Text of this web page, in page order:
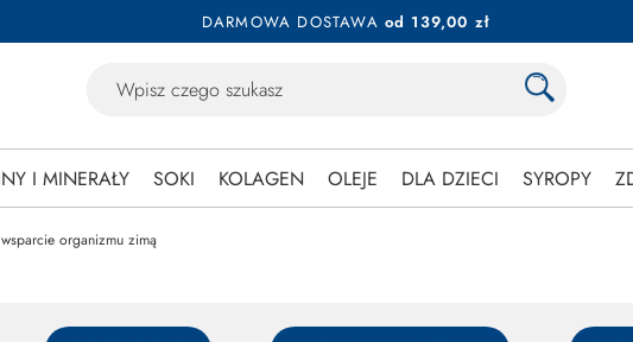
DARMOWA DOSTAWA od 139,00 zł
I MINERAŁY SOKI KOLAGEN OLEJE DLA DZIECI SYROPY
organizmu zimą